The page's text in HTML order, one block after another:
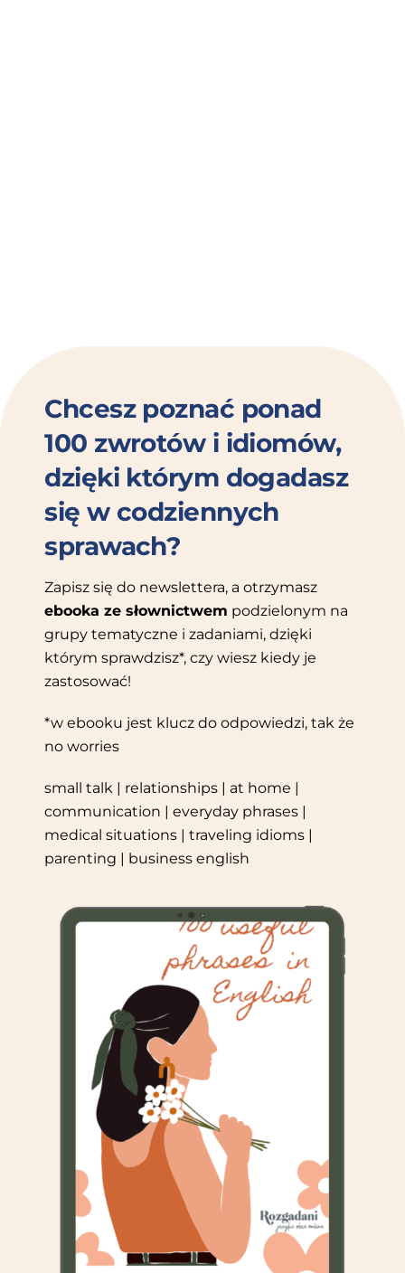
Chcesz poznać ponad
100 zwrotów i idiomów,
dzięki którym dogadasz
się w codziennych
sprawach?
Zapisz się do newslettera, a otrzymasz
ebooka ze słownictwem podzielonym na
grupy tematyczne i zadaniami, dzięki
którym sprawdzisz*, czy wiesz kiedy je
zastosować!
*w ebooku jest klucz do odpowiedzi, tak że
no worries
small talk | relationships | at home |
communication | everyday phrases |
medical situations | traveling idioms |
parenting | business english